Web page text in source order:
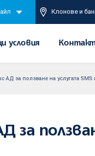
Клонове и
условия
за ползване на услугата SMS
за